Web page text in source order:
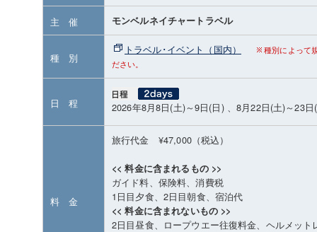
主 催 モンベルネイチャートラベル
種 別
トラベル･イベント（国内）
種別によって
ださい。
日 程 2026年8月8日(土)～9日(日) 、8月22日(土)～23日
料 金
旅行代金 ¥47,000（税込）
<< 料金に含まれるもの >>
ガイド料、保険料、消費税
1日目夕食、2日目朝食、宿泊代
<< 料金に含まれないもの >>
2日目昼食、ロープウエー往復料金、ヘルメット